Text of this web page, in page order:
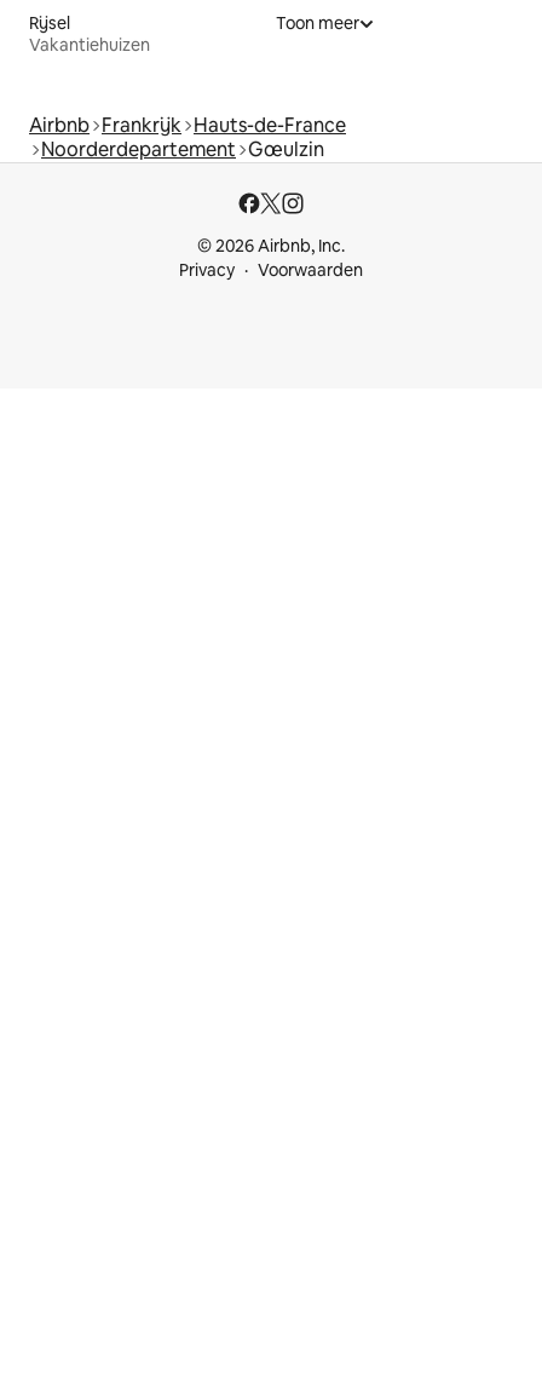
Rijsel
Vakantiehuizen
Toon meer
Airbnb Frankrijk Hauts-de-France
Noorderdepartement Gœulzin
© 2026 Airbnb, Inc.
Privacy
Voorwaarden